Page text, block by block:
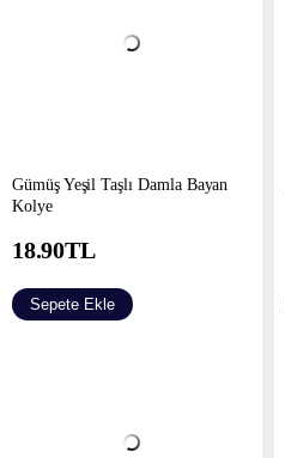
Gümüş Yeşil Taşlı Damla Bayan
Kolye
18.90TL
Sepete Ekle